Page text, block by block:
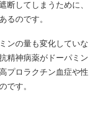
断してしまうために、
るのです。
ンの量も変化していな
精神病薬がドーパミン
プロラクチン血症や性
です。